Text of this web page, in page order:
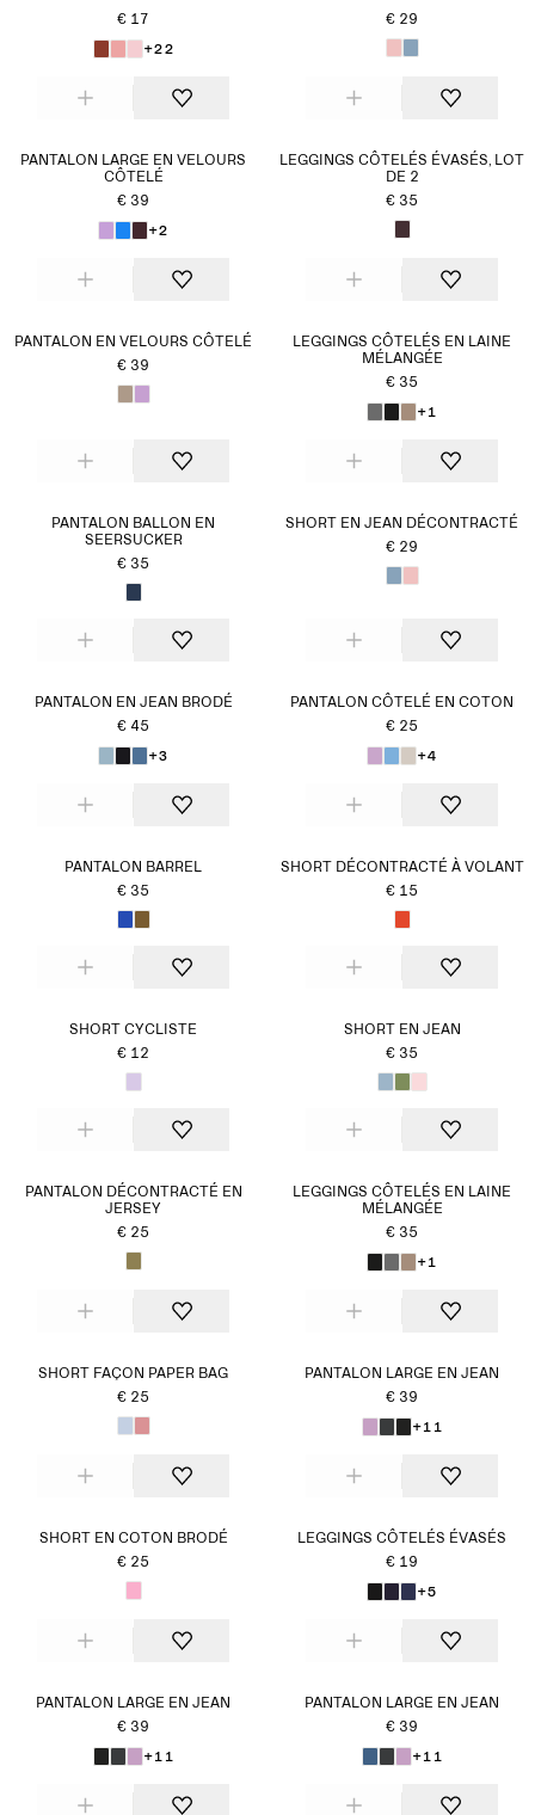
€ 17
+22
€ 29
PANTALON LARGE EN VELOURS
CÔTELÉ
€ 39
+2
LEGGINGS CÔTELÉS ÉVASÉS, LOT
DE 2
€ 35
PANTALON EN VELOURS CÔTELÉ
€ 39
LEGGINGS CÔTELÉS EN LAINE
MÉLANGÉE
€ 35
+1
PANTALON BALLON EN
SEERSUCKER
€ 35
SHORT EN JEAN DÉCONTRACTÉ
€ 29
PANTALON EN JEAN BRODÉ
€ 45
+3
PANTALON CÔTELÉ EN COTON
€ 25
+4
PANTALON BARREL
€ 35
SHORT DÉCONTRACTÉ À VOLANT
€ 15
SHORT CYCLISTE
€ 12
SHORT EN JEAN
€ 35
PANTALON DÉCONTRACTÉ EN
JERSEY
€ 25
LEGGINGS CÔTELÉS EN LAINE
MÉLANGÉE
€ 35
+1
SHORT FAÇON PAPER BAG
€ 25
PANTALON LARGE EN JEAN
€ 39
+11
SHORT EN COTON BRODÉ
€ 25
LEGGINGS CÔTELÉS ÉVASÉS
€ 19
+5
PANTALON LARGE EN JEAN
€ 39
+11
PANTALON LARGE EN JEAN
€ 39
+11